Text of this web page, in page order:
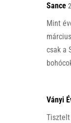
Sance
Mint
csak a
Ványi
Tisztelt